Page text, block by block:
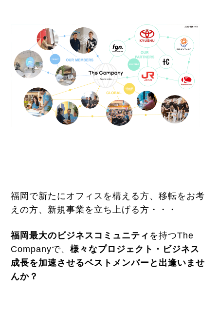
福岡で新たにオフィスを構える方、移転をお考
えの方、新規事業を立ち上げる方・・・
福岡最大のビジネスコミュニティ を持つThe
Companyで、様々なプロジェクト・ビジネス
成長を加速させるベストメンバーと出逢いませ
んか？